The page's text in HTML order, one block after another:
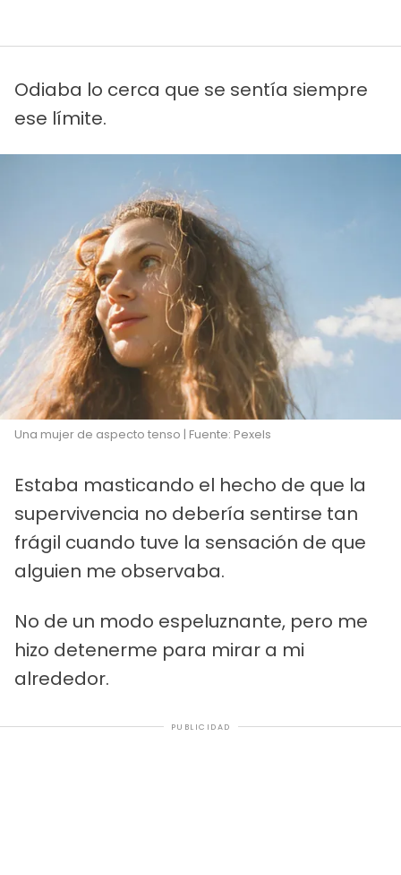
Odiaba lo cerca que se sentía siempre
ese límite.
Una mujer de aspecto tenso | Fuente: Pexels
Estaba masticando el hecho de que la
supervivencia no debería sentirse tan
frágil cuando tuve la sensación de que
alguien me observaba.
No de un modo espeluznante, pero me
hizo detenerme para mirar a mi
alrededor.
PUBLICIDAD